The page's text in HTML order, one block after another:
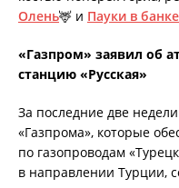
Олень🦌 и Пауки в банке
«Газпром» заявил об
станцию «Русская»
За последние две
«Газпрома», которые
по газопроводам
в направлении Турции,